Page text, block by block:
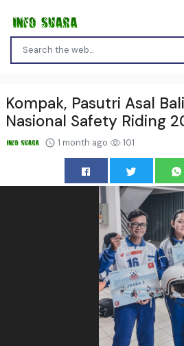
Kompak, Pasutri Asal
Nasional Safety Riding
1 month ago 101